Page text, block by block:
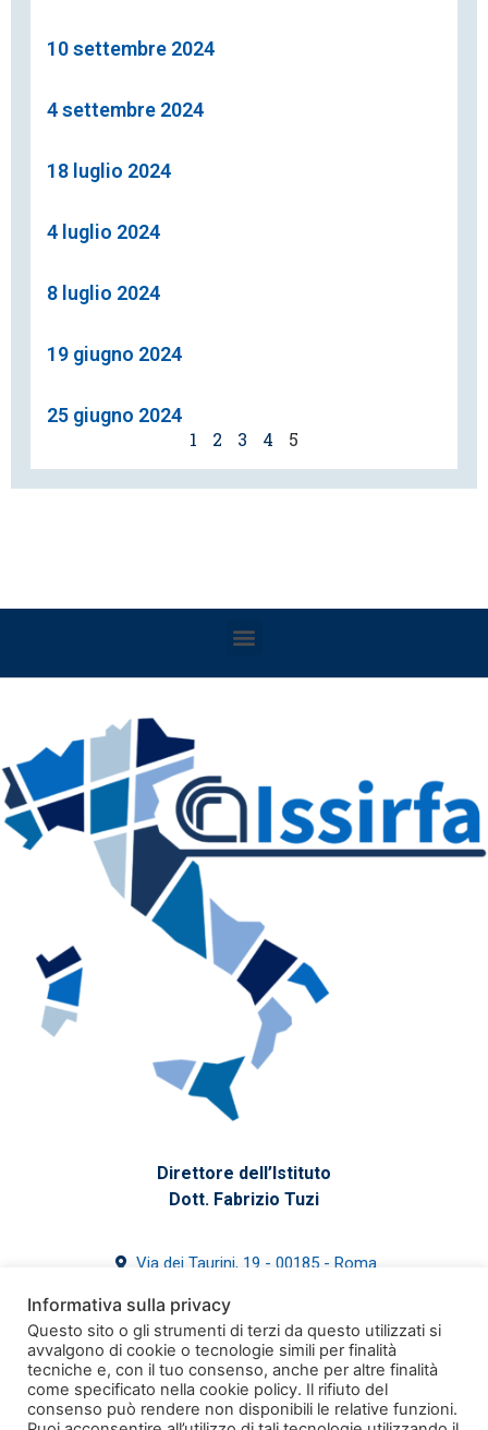
10 settembre 2024
4 settembre 2024
18 luglio 2024
4 luglio 2024
8 luglio 2024
19 giugno 2024
25 giugno 2024
1
2 3 4 5
Direttore dell’Istituto
Dott. Fabrizio Tuzi
Via dei Taurini, 19 - 00185 - Roma
segreteria@issirfa.cnr.it
issirfa@pec.cnr.it
Informativa sulla privacy
Questo sito o gli strumenti di terzi da questo utilizzati si
avvalgono di cookie o tecnologie simili per finalità
tecniche e, con il tuo consenso, anche per altre finalità
come specificato nella cookie policy. Il rifiuto del
consenso può rendere non disponibili le relative funzioni.